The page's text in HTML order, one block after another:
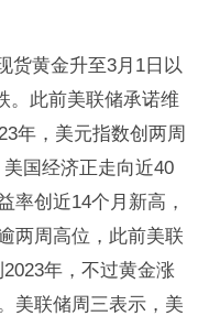
货黄金升至3月1日以
。此前美联储承诺维
年，美元指数创两周
国经济正走向近40
率创近14个月新高，
两周高位，此前美联
年，不过黄金涨
美联储周三表示，美